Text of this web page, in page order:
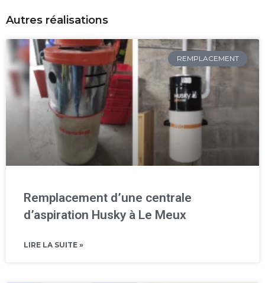
Autres réalisations
REMPLACEMENT
Remplacement d’une centrale
d’aspiration Husky à Le Meux
LIRE LA SUITE »